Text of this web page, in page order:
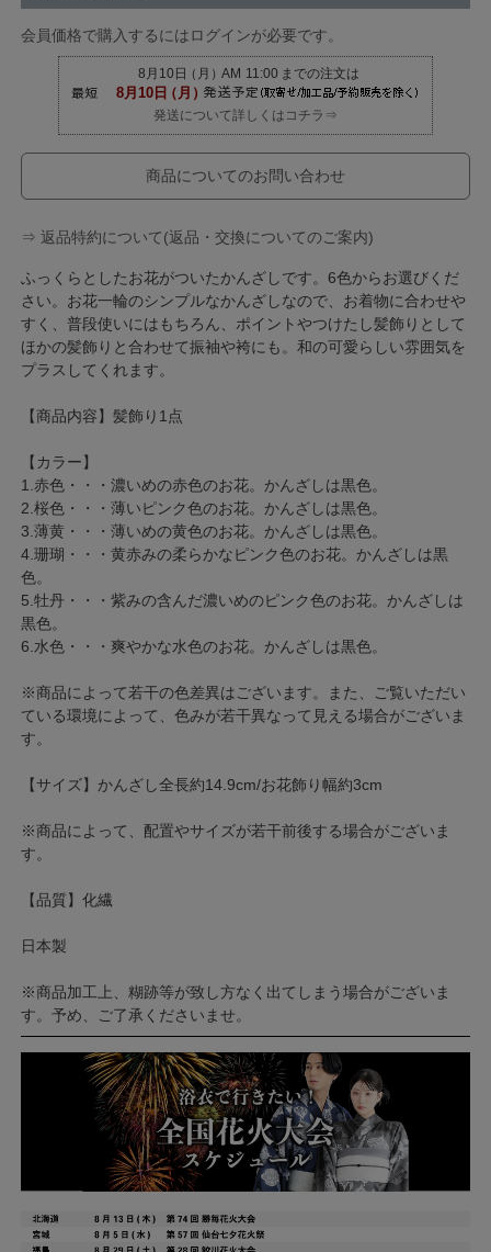
会員価格で購入するにはログインが必要です。
発送について詳しくはコチラ⇒
商品についてのお問い合わせ
⇒ 返品特約について(返品・交換についてのご案内)
ふっくらとしたお花がついたかんざしです。6色からお選びくだ
さい。お花一輪のシンプルなかんざしなので、お着物に合わせや
すく、普段使いにはもちろん、ポイントやつけたし髪飾りとして
ほかの髪飾りと合わせて振袖や袴にも。和の可愛らしい雰囲気を
プラスしてくれます。
【商品内容】髪飾り1点
【カラー】
1.赤色・・・濃いめの赤色のお花。かんざしは黒色。
2.桜色・・・薄いピンク色のお花。かんざしは黒色。
3.薄黄・・・薄いめの黄色のお花。かんざしは黒色。
4.珊瑚・・・黄赤みの柔らかなピンク色のお花。かんざしは黒
色。
5.牡丹・・・紫みの含んだ濃いめのピンク色のお花。かんざしは
黒色。
6.水色・・・爽やかな水色のお花。かんざしは黒色。
※商品によって若干の色差異はございます。また、ご覧いただい
ている環境によって、色みが若干異なって見える場合がございま
す。
【サイズ】かんざし全長約14.9cm/お花飾り幅約3cm
※商品によって、配置やサイズが若干前後する場合がございま
す。
【品質】化繊
日本製
※商品加工上、糊跡等が致し方なく出てしまう場合がございま
す。予め、ご了承くださいませ。